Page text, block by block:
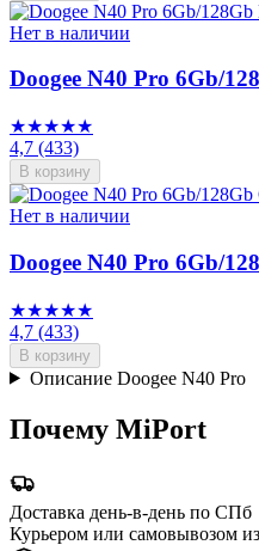
Нет в наличии
Doogee N40 Pro 6Gb/
★★★★★
4,7 (433)
В корзину
Нет в наличии
Doogee N40 Pro 6Gb/
★★★★★
4,7 (433)
В корзину
Описание Doogee N40 Pro
Почему MiPort
Доставка день-в-день по СПб
Курьером или самовывозом